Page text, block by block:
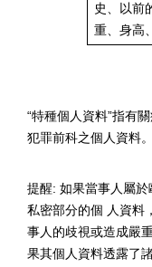
史、以前
重、身高
“特種個人資料”指有
犯罪前科之個人資料。
提醒: 如果當事人屬
私密部分的個 人資料
事人的歧視或造成嚴
果其個人資料透露了